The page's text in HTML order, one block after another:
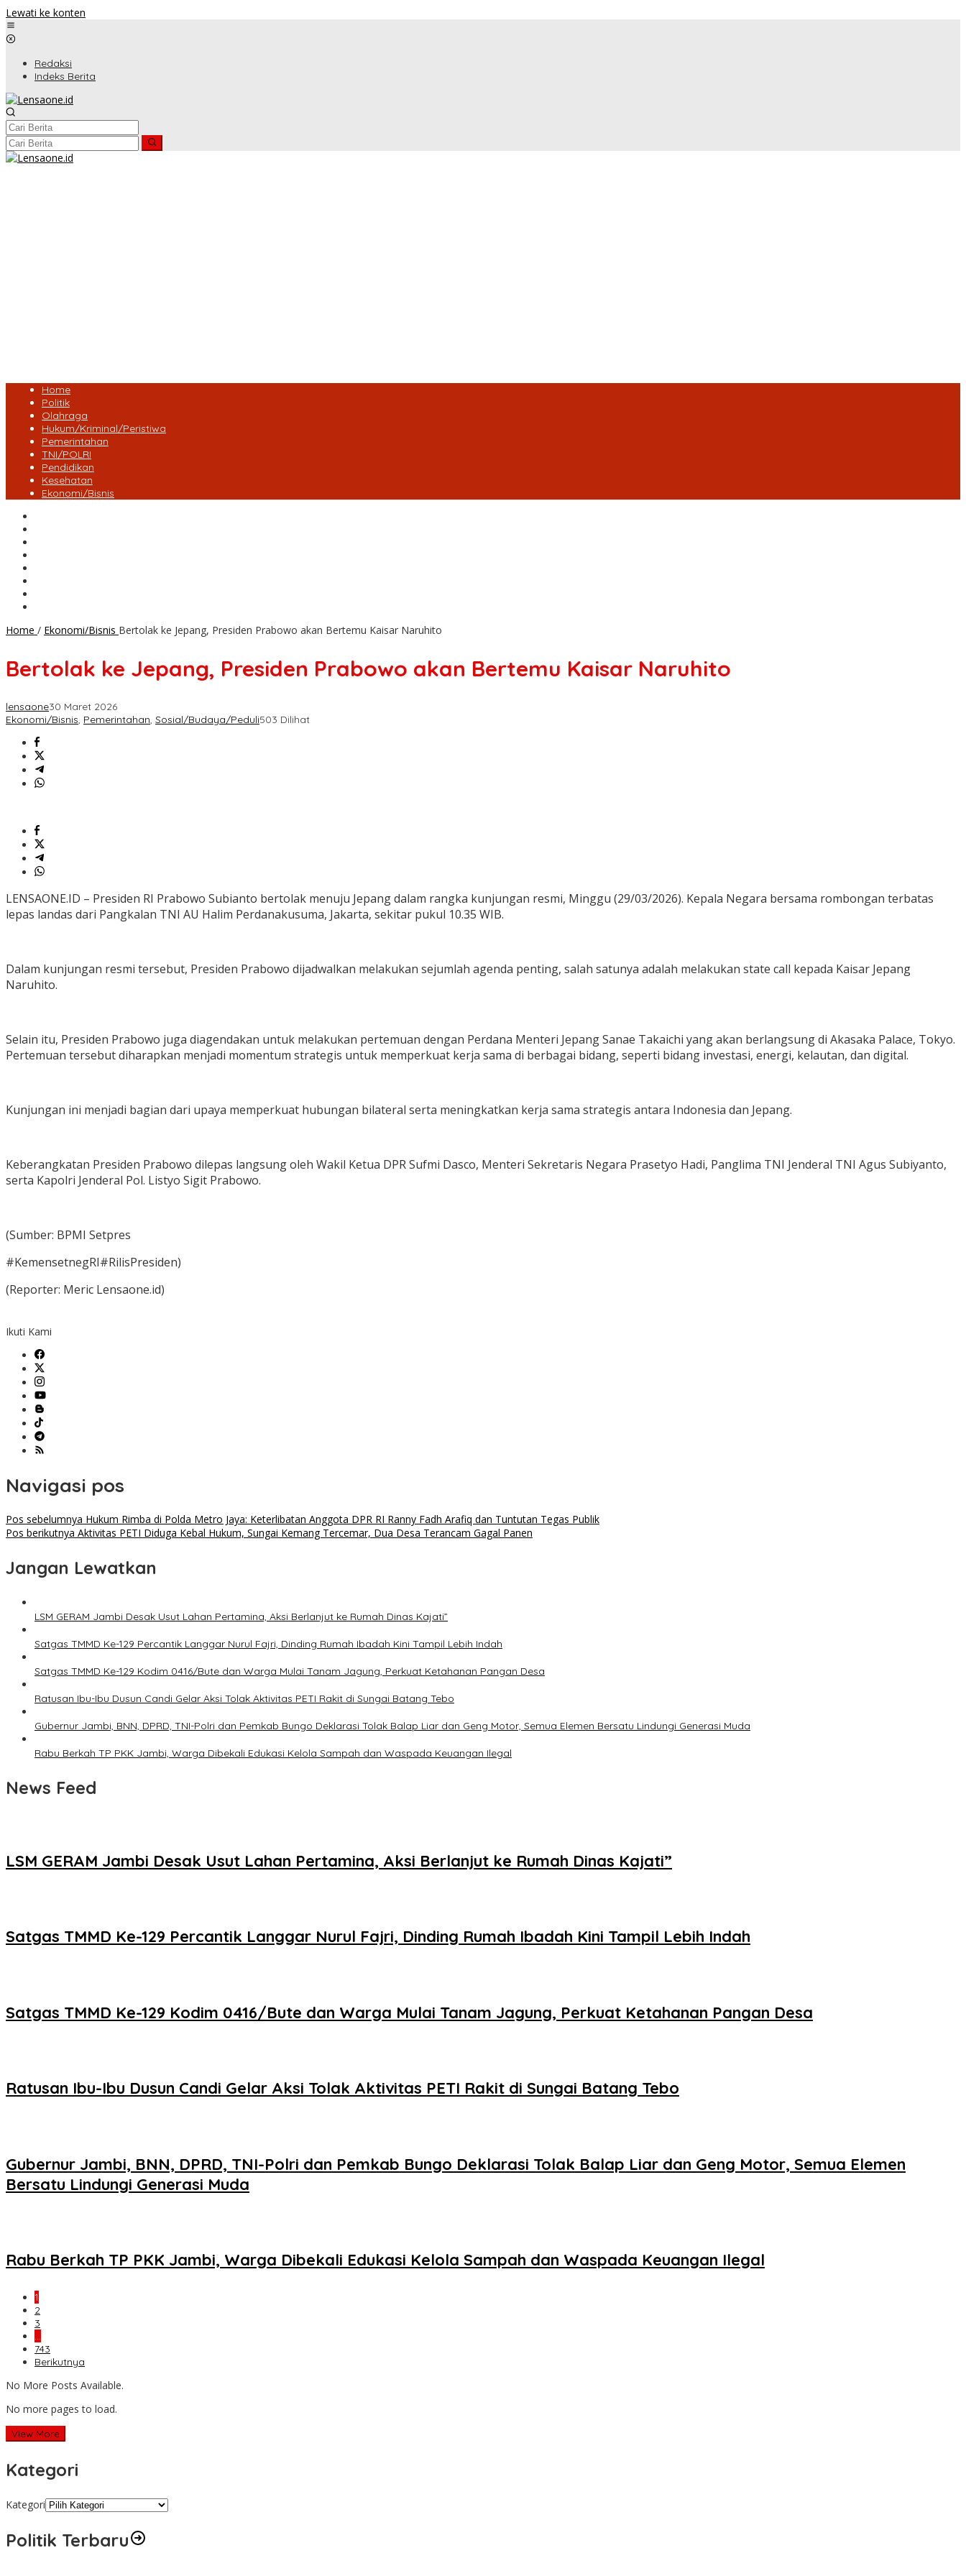
Lewati ke konten
Redaksi
Indeks Berita
Home
Politik
Olahraga
Hukum/Kriminal/Peristiwa
Pemerintahan
TNI/POLRI
Pendidikan
Kesehatan
Ekonomi/Bisnis
Home / Ekonomi/Bisnis Bertolak ke Jepang, Presiden Prabowo akan Bertemu Kaisar Naruhito
Bertolak ke Jepang, Presiden Prabowo akan Bertemu Kaisar Naruhito
lensaone30 Maret 2026
Ekonomi/Bisnis, Pemerintahan, Sosial/Budaya/Peduli503 Dilihat
LENSAONE.ID – Presiden RI Prabowo Subianto bertolak menuju Jepang dalam rangka kunjungan resmi, Minggu (29/03/2026). Kepala Negara bersama rombongan terbatas
lepas landas dari Pangkalan TNI AU Halim Perdanakusuma, Jakarta, sekitar pukul 10.35 WIB.
Dalam kunjungan resmi tersebut, Presiden Prabowo dijadwalkan melakukan sejumlah agenda penting, salah satunya adalah melakukan state call kepada Kaisar Jepang
Naruhito.
Selain itu, Presiden Prabowo juga diagendakan untuk melakukan pertemuan dengan Perdana Menteri Jepang Sanae Takaichi yang akan berlangsung di Akasaka Palace, Tokyo.
Pertemuan tersebut diharapkan menjadi momentum strategis untuk memperkuat kerja sama di berbagai bidang, seperti bidang investasi, energi, kelautan, dan digital.
Kunjungan ini menjadi bagian dari upaya memperkuat hubungan bilateral serta meningkatkan kerja sama strategis antara Indonesia dan Jepang.
Keberangkatan Presiden Prabowo dilepas langsung oleh Wakil Ketua DPR Sufmi Dasco, Menteri Sekretaris Negara Prasetyo Hadi, Panglima TNI Jenderal TNI Agus Subiyanto,
serta Kapolri Jenderal Pol. Listyo Sigit Prabowo.
(Sumber: BPMI Setpres
#KemensetnegRI#RilisPresiden)
(Reporter: Meric Lensaone.id)
Ikuti Kami
Navigasi pos
Pos sebelumnya Hukum Rimba di Polda Metro Jaya: Keterlibatan Anggota DPR RI Ranny Fadh Arafiq dan Tuntutan Tegas Publik
Pos berikutnya Aktivitas PETI Diduga Kebal Hukum, Sungai Kemang Tercemar, Dua Desa Terancam Gagal Panen
Jangan Lewatkan
LSM GERAM Jambi Desak Usut Lahan Pertamina, Aksi Berlanjut ke Rumah Dinas Kajati”
Satgas TMMD Ke-129 Percantik Langgar Nurul Fajri, Dinding Rumah Ibadah Kini Tampil Lebih Indah
Satgas TMMD Ke-129 Kodim 0416/Bute dan Warga Mulai Tanam Jagung, Perkuat Ketahanan Pangan Desa
Ratusan Ibu-Ibu Dusun Candi Gelar Aksi Tolak Aktivitas PETI Rakit di Sungai Batang Tebo
Gubernur Jambi, BNN, DPRD, TNI-Polri dan Pemkab Bungo Deklarasi Tolak Balap Liar dan Geng Motor, Semua Elemen Bersatu Lindungi Generasi Muda
Rabu Berkah TP PKK Jambi, Warga Dibekali Edukasi Kelola Sampah dan Waspada Keuangan Ilegal
News Feed
LSM GERAM Jambi Desak Usut Lahan Pertamina, Aksi Berlanjut ke Rumah Dinas Kajati”
Satgas TMMD Ke-129 Percantik Langgar Nurul Fajri, Dinding Rumah Ibadah Kini Tampil Lebih Indah
Satgas TMMD Ke-129 Kodim 0416/Bute dan Warga Mulai Tanam Jagung, Perkuat Ketahanan Pangan Desa
Ratusan Ibu-Ibu Dusun Candi Gelar Aksi Tolak Aktivitas PETI Rakit di Sungai Batang Tebo
Gubernur Jambi, BNN, DPRD, TNI-Polri dan Pemkab Bungo Deklarasi Tolak Balap Liar dan Geng Motor, Semua Elemen
Bersatu Lindungi Generasi Muda
Rabu Berkah TP PKK Jambi, Warga Dibekali Edukasi Kelola Sampah dan Waspada Keuangan Ilegal
1
2
3
…
743
Berikutnya
No More Posts Available.
No more pages to load.
View More
Kategori
Kategori
Politik Terbaru